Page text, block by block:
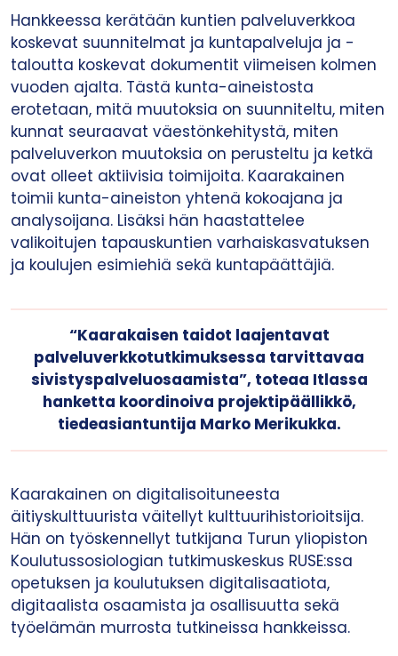
Hankkeessa kerätään kuntien palveluverkkoa
koskevat suunnitelmat ja kuntapalveluja ja -
taloutta koskevat dokumentit viimeisen kolmen
vuoden ajalta. Tästä kunta-aineistosta
erotetaan, mitä muutoksia on suunniteltu, miten
kunnat seuraavat väestönkehitystä, miten
palveluverkon muutoksia on perusteltu ja ketkä
ovat olleet aktiivisia toimijoita. Kaarakainen
toimii kunta-aineiston yhtenä kokoajana ja
analysoijana. Lisäksi hän haastattelee
valikoitujen tapauskuntien varhaiskasvatuksen
ja koulujen esimiehiä sekä kuntapäättäjiä.
“Kaarakaisen taidot laajentavat
palveluverkkotutkimuksessa tarvittavaa
sivistyspalveluosaamista”, toteaa Itlassa
hanketta koordinoiva projektipäällikkö,
tiedeasiantuntija Marko Merikukka.
Kaarakainen on digitalisoituneesta
äitiyskulttuurista väitellyt kulttuurihistorioitsija.
Hän on työskennellyt tutkijana Turun yliopiston
Koulutussosiologian tutkimuskeskus RUSE:ssa
opetuksen ja koulutuksen digitalisaatiota,
digitaalista osaamista ja osallisuutta sekä
työelämän murrosta tutkineissa hankkeissa.